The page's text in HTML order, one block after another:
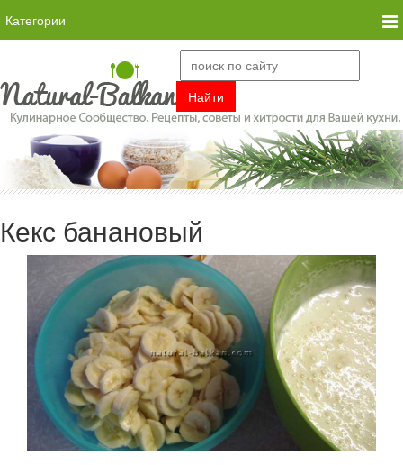
Категории
Кекс банановый